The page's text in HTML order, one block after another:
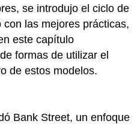
se introdujo el ciclo de
las mejores prácticas,
este capítulo
formas de utilizar el
de estos modelos.
Bank Street, un enfoque